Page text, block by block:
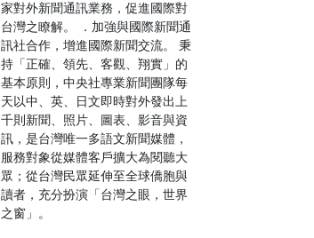
家對外新聞通訊業務，促進國際對
台灣之瞭解。 ．加強與國際新聞通
訊社合作，增進國際新聞交流。 秉
持「正確、領先、客觀、翔實」的
基本原則，中央社專業新聞團隊每
天以中、英、日文即時對外發出上
千則新聞、照片、圖表、影音與資
訊，是台灣唯一多語文新聞媒體，
服務對象從媒體客戶擴大為閱聽大
眾；從台灣民眾延伸至全球僑胞與
讀者，充分扮演「台灣之眼，世界
之窗」。